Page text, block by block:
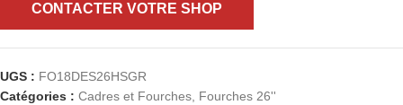
CONTACTER VOTRE SHOP
UGS : FO18DES26HSGR
Catégories : Cadres et Fourches Fourches 26''